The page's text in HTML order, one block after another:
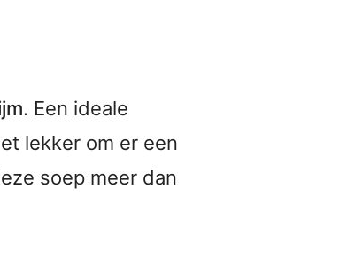
. Een ideale
lekker om er een
soep meer dan